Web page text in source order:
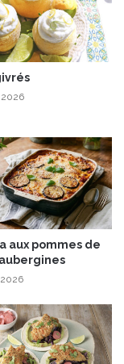
aux pommes de